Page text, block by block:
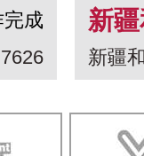
成
新
白
一
新疆